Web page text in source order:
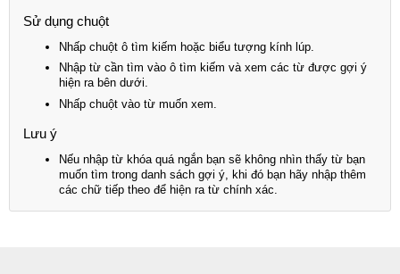
Sử dụng chuột
Nhấp chuột ô tìm kiếm hoặc biểu tượng kính lúp.
Nhập từ cần tìm vào ô tìm kiếm và xem các từ được gợi ý
hiện ra bên dưới.
Nhấp chuột vào từ muốn xem.
Lưu ý
Nếu nhập từ khóa quá ngắn bạn sẽ không nhìn thấy từ bạn
muốn tìm trong danh sách gợi ý, khi đó bạn hãy nhập thêm
các chữ tiếp theo để hiện ra từ chính xác.